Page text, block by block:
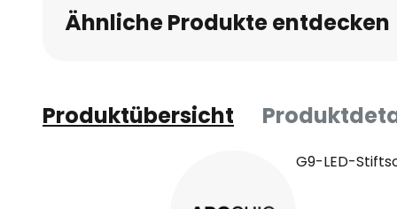
Ähnliche Produkte entdecken
Produktübersicht
G9-LED-